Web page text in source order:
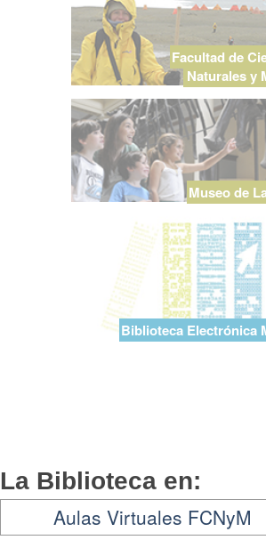
Facultad de
Naturales y
Museo de
Biblioteca Electrónica
La Biblioteca en:
Aulas Virtuales FCNyM